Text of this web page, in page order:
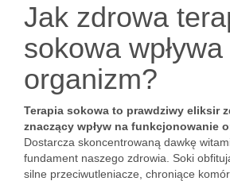
Jak zdrowa
sokowa
organizm?
Terapia sokowa to prawdziwy eliksir
znaczący wpływ na funkcjonowanie
Dostarcza skoncentrowaną dawkę
fundament naszego zdrowia. Soki
silne przeciwutleniacze, chroniące